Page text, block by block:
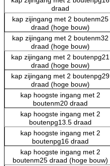
draad
kap zijingang met 2 boutenm25
draad (hoge bouw)
kap zijingang met 2 boutenm32
draad (hoge bouw)
kap zijingang met 2 boutenpg21
draad (hoge bouw)
kap zijingang met 2 boutenpg29
draad (hoge bouw)
kap hoogste ingang met 2
boutenm20 draad
kap hoogste ingang met 2
boutenpg13.5 draad
kap hoogste ingang met 2
boutenpg16 draad
kap hoogste ingang met 2
boutenm25 draad (hoge bouw)